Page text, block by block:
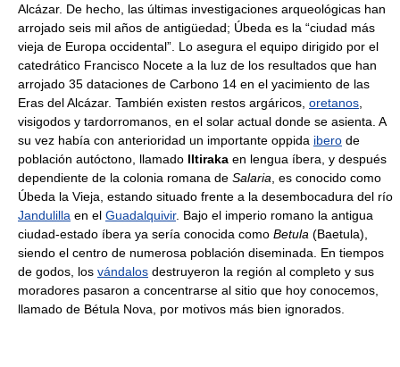
Alcázar. De hecho, las últimas investigaciones arqueológicas han
arrojado seis mil años de antigüedad; Úbeda es la “ciudad más
vieja de Europa occidental”. Lo asegura el equipo dirigido por el
catedrático Francisco Nocete a la luz de los resultados que han
arrojado 35 dataciones de Carbono 14 en el yacimiento de las
Eras del Alcázar. También existen restos argáricos, oretanos
visigodos y tardorromanos, en el solar actual donde se asienta. A
su vez había con anterioridad un importante oppida ibero de
población autóctono, llamado Iltiraka en lengua íbera, y después
dependiente de la colonia romana de Salaria , es conocido como
Úbeda la Vieja, estando situado frente a la desembocadura del río
Jandulilla en el Guadalquivir. Bajo el imperio romano la antigua
ciudad-estado íbera ya sería conocida como Betula (Baetula),
siendo el centro de numerosa población diseminada. En tiempos
de godos, los vándalos destruyeron la región al completo y sus
moradores pasaron a concentrarse al sitio que hoy conocemos,
llamado de Bétula Nova, por motivos más bien ignorados.